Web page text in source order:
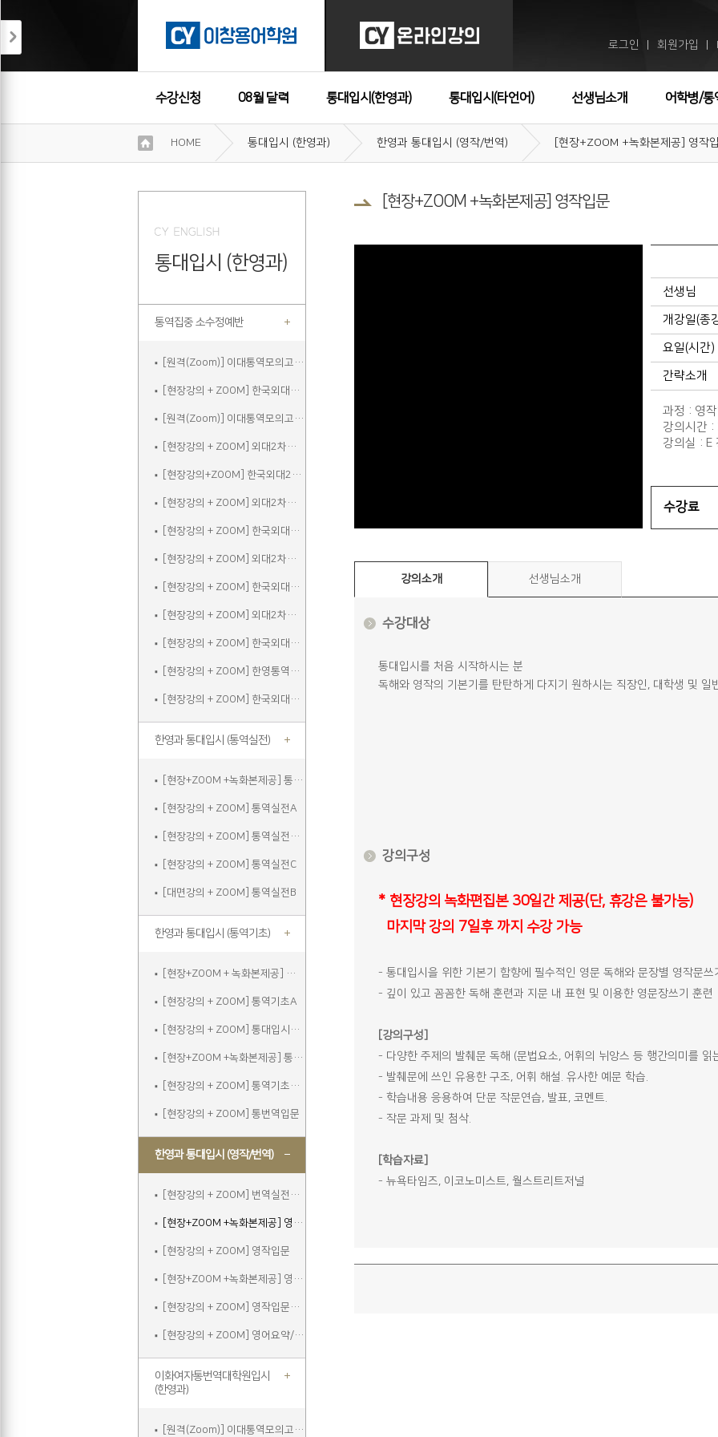
로그인 회원가입
수강신청 08월 달력 통대입시(한영과) 통대입시(타언어) 선생님소개 어학병/통
수강후기
약
HOME 통대입시 (한영과) 한영과 통대입시 (영작/번역) [현장+ZOOM +녹화본제공] 영작
통대입시 (한영과)
통역집중 소수정예반
[원격(Zoom)] 이대통역모의고사A
[현장강의 + ZOOM] 한국외대2차실전통역모의고사A
[원격(Zoom)] 이대통역모의고사B
[현장강의 + ZOOM] 외대2차모의고사A
[현장강의+ZOOM] 한국외대2차실전통역모의고사B
[현장강의 + ZOOM] 외대2차모의고사B
[현장강의 + ZOOM] 한국외대2차실전통역모의고사C
[현장강의 + ZOOM] 외대2차모의고사C
[현장강의 + ZOOM] 한국외대2차실전통역모의고사A_참관
[현장강의 + ZOOM] 외대2차모의고사D
[현장강의 + ZOOM] 한국외대2차실전통역모의고사B_참관
[현장강의 + ZOOM] 한영통역집중
[현장강의 + ZOOM] 한국외대2차실전통역모의고사C_참관
한영과 통대입시 (통역실전)
[현장+ZOOM +녹화본제공] 통역실전A
[현장강의 + ZOOM] 통역실전A
[현장강의 + ZOOM] 통역실전주말
[현장강의 + ZOOM] 통역실전C
[대면강의 + ZOOM] 통역실전B
한영과 통대입시 (통역기초)
[현장+ZOOM + 녹화본제공] 통역기초A
[현장강의 + ZOOM] 통역기초A
[현장강의 + ZOOM] 통대입시입문
[현장+ZOOM +녹화본제공] 통역기초주말
[현장강의 + ZOOM] 통역기초주말
[현장강의 + ZOOM] 통번역입문
한영과 통대입시 (영작/번역)
[현장강의 + ZOOM] 번역실전주말
[현장+ZOOM +녹화본제공] 영작입문
[현장강의 + ZOOM] 영작입문
[현장+ZOOM +녹화본제공] 영작입문주말
[현장강의 + ZOOM] 영작입문주말
[현장강의 + ZOOM] 영어요약/에세이쓰기
이화여자통번역대학원입시
(한영과)
[원격(Zoom)] 이대통역모의고사A
[현장+ZOOM +녹화본제공] 영작입문
선생님
개강일(종
요일(시간)
간략소개
과정 : 영
강의시간
강의실 : E
수강료
강의소개 선생님소개
수강대상
통대입시를 처음 시작하시는 분
독해와 영작의 기본기를 탄탄하게 다지기 원하시는 직장인, 대학생 및 일
강의구성
* 현장강의 녹화편집본 30일간 제공(단, 휴강은 불가능)
마지막 강의 7일후 까지 수강 가능
- 통대입시을 위한 기본기 함향에 필수적인 영문 독해와 문장별 영작문쓰
- 깊이 있고 꼼꼼한 독해 훈련과 지문 내 표현 및 이용한 영문장쓰기 훈련
[강의구성]
- 다양한 주제의 발췌문 독해 (문법요소, 어휘의 뉘앙스 등 행간의미를 읽
- 발췌문에 쓰인 유용한 구조, 어휘 해설. 유사한 예문 학습.
- 학습내용 응용하여 단문 작문연습, 발표, 코멘트.
- 작문 과제 및 첨삭.
[학습자료]
- 뉴욕타임즈, 이코노미스트, 월스트리트저널